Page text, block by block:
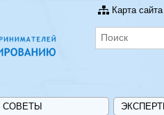
Карта сайта